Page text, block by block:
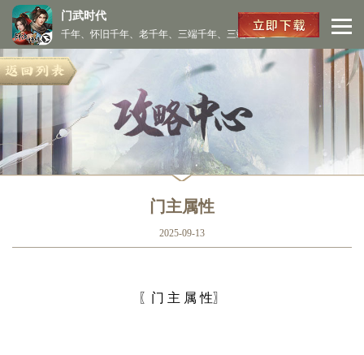
门武时代
千年、怀旧千年、老千年、三端千年、三端互通
门主属性
2025-09-13
〖门 主 属 性〗